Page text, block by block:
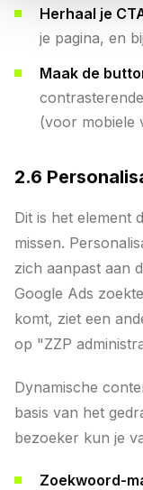
Herhaal je
je pagina, en
Maak de
(voor mobiele
2.6
Dit is het element
missen.
zich aanpast aan
Google Ads
komt, ziet een
op "ZZP
Dynamische
basis van het
bezoeker kun je
Zoekwoord-